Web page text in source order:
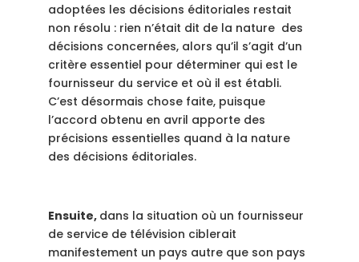
adoptées les décisions éditoriales restait
non résolu : rien n’était dit de la nature des
décisions concernées, alors qu’il s’agit d’un
critère essentiel pour déterminer qui est le
fournisseur du service et où il est établi.
C’est désormais chose faite, puisque
l’accord obtenu en avril apporte des
précisions essentielles quand à la nature
des décisions éditoriales.
Ensuite, dans la situation où un fournisseur
de service de télévision ciblerait
manifestement un pays autre que son pays